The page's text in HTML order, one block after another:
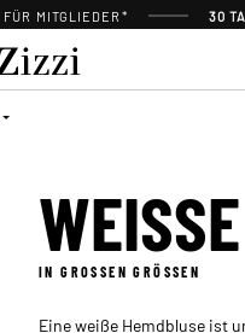
FÜR MITGLIEDER* 30
IN GROSSEN GRÖSSEN
Eine weiße Hemdbluse ist